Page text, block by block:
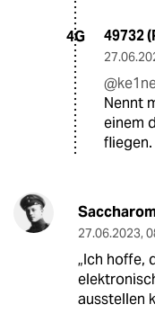
4G 49732
Nennt
einem
fliegen.
27.06.2023,
„Ich hoffe,
ausstellen